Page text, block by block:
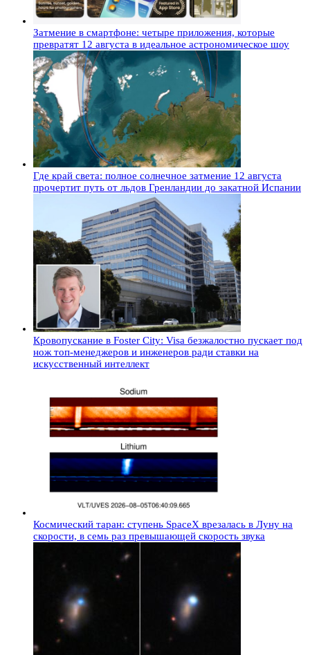
Затмение в смартфоне: четыре приложения, которые
превратят 12 августа в идеальное астрономическое шоу
Где край света: полное солнечное затмение 12 августа
прочертит путь от льдов Гренландии до закатной Испании
Кровопускание в Foster City: Visa безжалостно пускает под
нож топ-менеджеров и инженеров ради ставки на
искусственный интеллект
Космический таран: ступень SpaceX врезалась в Луну на
скорости, в семь раз превышающей скорость звука